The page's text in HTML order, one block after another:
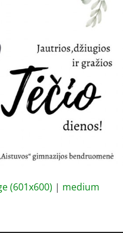
(601x600) | medium